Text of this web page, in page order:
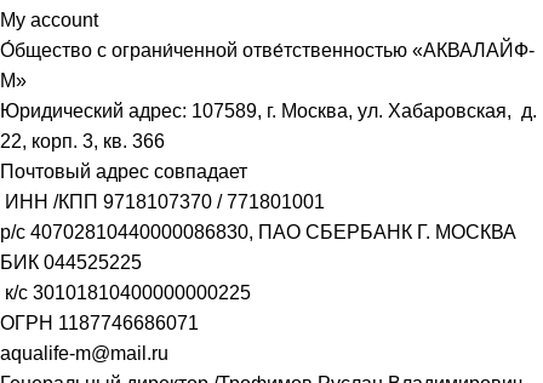
My account
О́бщество с ограни́ченной отве́тственностью «АКВАЛАЙФ-
М»
Юридический адрес: 107589, г. Москва, ул. Хабаровская, д.
22, корп. 3, кв. 366
Почтовый адрес совпадает
ИНН /КПП 9718107370 /771801001
р/с 40702810440000086830, ПАО СБЕРБАНК Г. МОСКВА
БИК 044525225
к/с 30101810400000000225
ОГРН 1187746686071
aqualife-m@mail.ru